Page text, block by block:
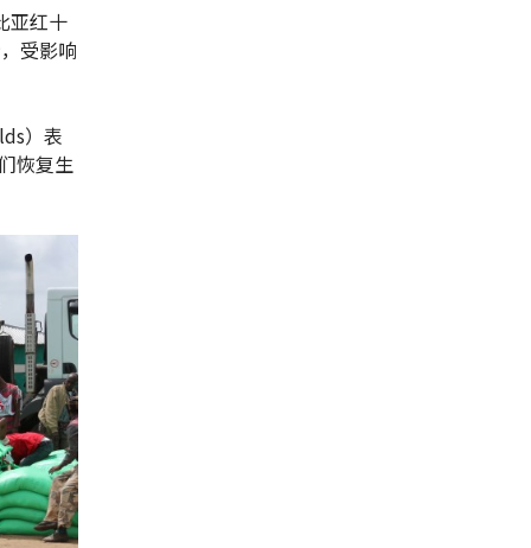
亚红十
受影响
）表
恢复生